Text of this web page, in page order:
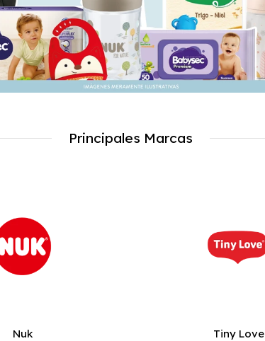
Principales Marcas
Nuk Tiny Love